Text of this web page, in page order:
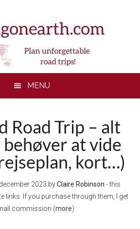
MENU
Road Trip – alt
behøver at vide
kort…)
2023 byClaire Robinson - this
links. If you purchase through them, I get
commission (more)